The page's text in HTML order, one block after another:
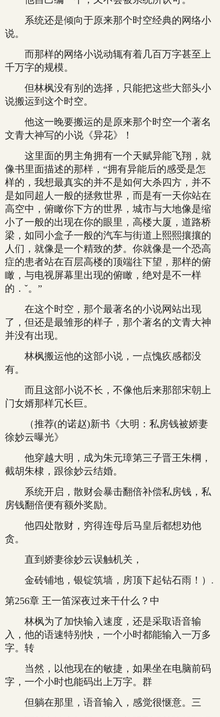
系统还是倾向于原来那个时空经典的网络小
说。
而那样的网络小说动辄有着几百万字甚至上
千万字的规模。
但林枫没有别的选择，只能把这些大部头小
说搬运到这个时空。
他这一晚要搬运的是原来那个时空一个著名
文青大神写的小说《异花》！
这里面的男主角拥有一个天赋异能飞翔，就
像书里面描述的那样，“拥有异能后的感受是怎
样的，我想最真实的并不是如何大杀四方，并不
是如同超人一般的拯救世界，而是有一天你站在
高空中，俯瞰你下方的世界，城市与大地像是缩
小了一般的出现在你的眼里，高楼大厦，道路桥
梁，如同小盒子一般的汽车与街道上熙熙攘攘的
人们，就像是一个精致的梦。你就像是一个恐高
症的患者站在百层高楼的顶端往下望，那样的俯
瞰，与电视屏幕里出现的俯瞰，绝对是不一样
的．ˇ。”
在这个时空，那个最著名的小说网站出现
了，但还是最雏形的样子，那个著名的文青大神
并没有出现。
林枫搬运他的这部小说，一点愧疚感都没
有。
而且这部小说不长，不像他后来那部宋朝上
门女婿那样冗长巨。
（推荐(的诺赵)新书《大明：私房钱被娇妻
徐妙云曝光》
他穿越大明，成为朱元璋第三子晋王朱棡，
截胡朱棣，跟徐妙云结婚。
系统开启，散财会暴击翻倍补偿私房钱，私
房钱翻倍便有额外奖励。
他四处散财，穷得连母后马皇后都想劝他
贪。
直到娇妻徐妙云误触机关，
金砖铺地，银锭筑墙，房顶下起钻石雨！）.
第256章 王一笛深夜过来干什么？中
林枫为了加快输入速度，还是采取语音输
入，他的语速特别快，一个小时都能输入一万多
字。转
当然，以他现在的敏捷，如果坐在电脑前码
字，一个小时也能码出上万字。群
但躺在那里，语音输入，感觉很惬意。三